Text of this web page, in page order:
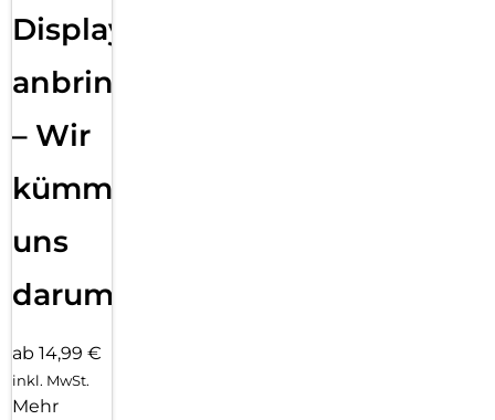
Displayfolie
anbringen
– Wir
kümmern
uns
darum!
ab 14,99 €
inkl. MwSt.
Mehr